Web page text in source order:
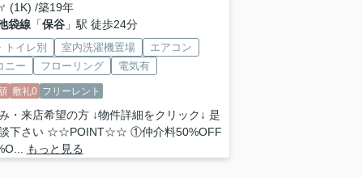
(1K) /築19年
袋線「保谷」駅 徒歩24分
トイレ別 室内洗濯機置場
エアコン
ニー
フローリング 電気有
敷礼0 フリーレント
・来店希望の方 ↓物件詳細をクリック↓ 是
下さい ☆☆POINT☆☆ ①仲介料50%OFF
もっと見る